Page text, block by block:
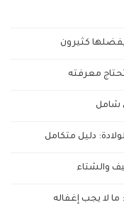
يفضلها كثيرون
تحتاج معرفته
شامل
دليل متكامل
والشتاء
لا يجب إغفاله